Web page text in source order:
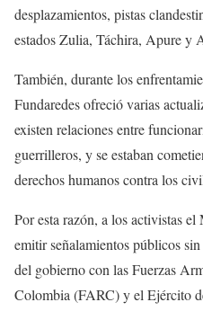
desplazamientos, pistas
estados Zulia, Táchira, Apure y
También, durante los
Fundaredes ofreció varias
existen relaciones entre
guerrilleros, y se estaban
derechos humanos contra los
Por esta razón, a los activistas
emitir señalamientos públicos
del gobierno con las Fuerzas
Colombia (FARC) y el Ejército